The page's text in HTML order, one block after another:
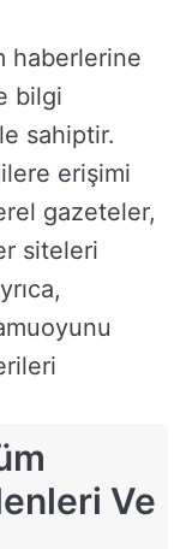
haberlerine
bilgi
sahiptir.
erişimi
gazeteler,
siteleri
Ve